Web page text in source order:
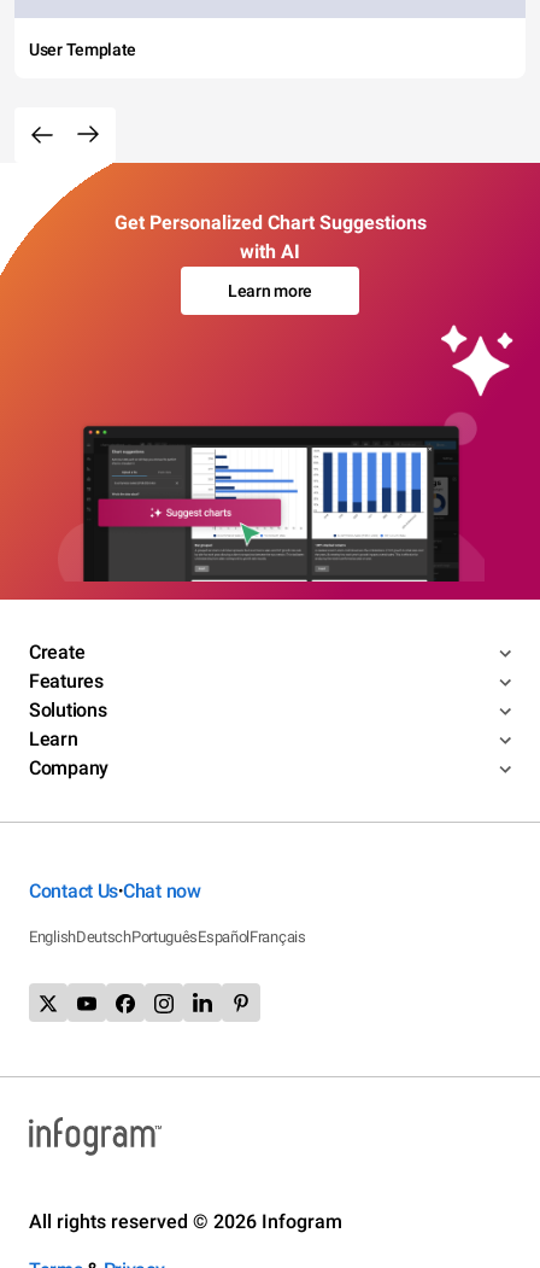
User Template
Get Personalized Chart Suggestions
with AI
Learn more
Create
Features
Solutions
Learn
Company
Contact Us•Chat now
EnglishDeutschPortuguêsEspañolFrançais
All rights reserved © 2026 Infogram